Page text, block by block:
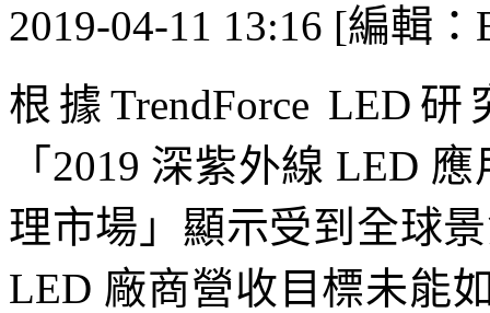
2019-04-11 13:16 [編輯
根據TrendForce LED
「2019 深紫外線 LED
理市場」顯示受到全球
LED 廠商營收目標未能